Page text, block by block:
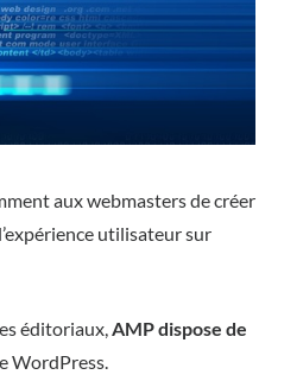
aux webmasters de créer
utilisateur sur
éditoriaux,AMP dispose de
WordPress.